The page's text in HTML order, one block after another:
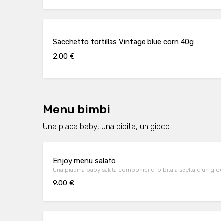
Sacchetto tortillas Vintage blue corn 40g
2.00 €
Menu bimbi
Una piada baby, una bibita, un gioco
Enjoy menu salato
Una piadina baby salata componibile, bibita a scelta e un
9.00 €